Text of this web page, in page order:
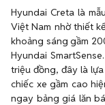
Hyundai Creta là
Việt Nam nhờ thiết
khoảng sáng gầm
Hyundai
triệu đồng, đây là
chiếc xe gầm cao
ngay bảng giá lăn